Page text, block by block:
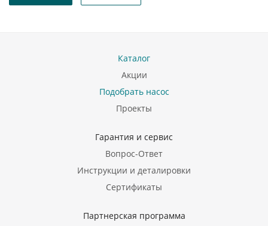
Каталог
Акции
Подобрать насос
Проекты
Гарантия и сервис
Вопрос-Ответ
Инструкции и деталировки
Сертификаты
Партнерская программа